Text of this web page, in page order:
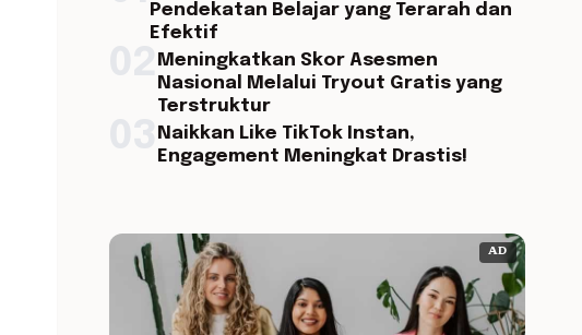
Pendekatan Belajar yang Terarah dan
Efektif
Meningkatkan Skor Asesmen
Nasional Melalui Tryout Gratis yang
Terstruktur
Naikkan Like TikTok Instan,
Engagement Meningkat Drastis!
AD